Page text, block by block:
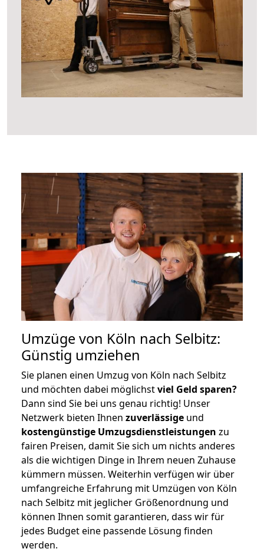
Umzüge von Köln nach Selbitz:
Günstig umziehen
Sie planen einen Umzug von Köln nach Selbitz
und möchten dabei möglichstviel Geld sparen?
Dann sind Sie bei uns genau richtig! Unser
Netzwerk bieten Ihnen zuverlässige und
kostengünstige Umzugsdienstleistungen zu
fairen Preisen, damit Sie sich um nichts anderes
als die wichtigen Dinge in Ihrem neuen Zuhause
kümmern müssen. Weiterhin verfügen wir über
umfangreiche Erfahrung mit Umzügen von Köln
nach Selbitz mit jeglicher Größenordnung und
können Ihnen somit garantieren, dass wir für
jedes Budget eine passende Lösung finden
werden.